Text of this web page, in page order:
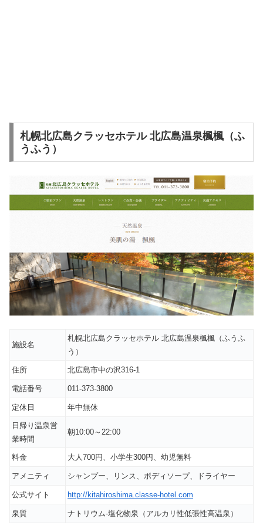
札幌北広島クラッセホテル 北広島温泉楓楓（ふ
うふう）
施設名
札幌北広島クラッセホテル 北広島温泉楓楓（ふうふ
う）
住所 北広島市中の沢316-1
電話番号 011-373-3800
定休日 年中無休
日帰り温泉営
業時間
朝10:00～22:00
料金 大人700円、小学生300円、幼児無料
アメニティ シャンプー、リンス、ボディソープ、ドライヤー
公式サイト http://kitahiroshima.classe-hotel.com
泉質 ナトリウム-塩化物泉（アルカリ性低張性高温泉）